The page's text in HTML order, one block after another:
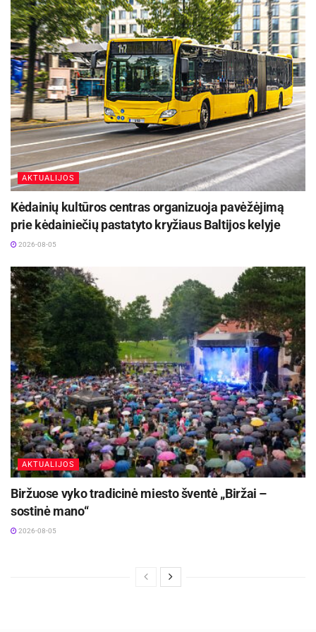
AKTUALIJOS
Kėdainių kultūros centras organizuoja pavėžėjimą
prie kėdainiečių pastatyto kryžiaus Baltijos kelyje
2026-08-05
AKTUALIJOS
Biržuose vyko tradicinė miesto šventė „Biržai –
sostinė mano“
2026-08-05